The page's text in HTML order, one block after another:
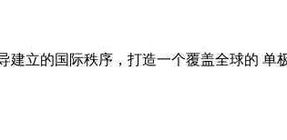
立的国际秩序，打造一个覆盖全球的 单